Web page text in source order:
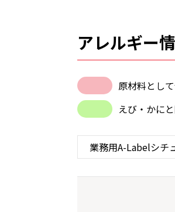
アレルギー
原材料とし
えび・かに